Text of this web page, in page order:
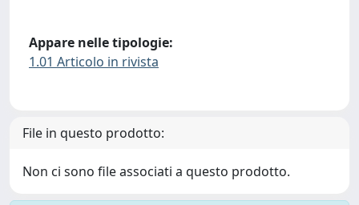
Appare nelle tipologie:
1.01 Articolo in rivista
File in questo prodotto:
Non ci sono file associati a questo prodotto.